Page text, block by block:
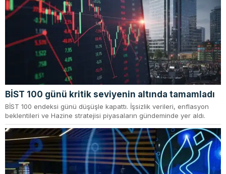
BİST 100 günü kritik seviyenin altında tamamladı
BİST 100 endeksi günü düşüşle kapattı. İşsizlik verileri, enflasyon
beklentileri ve Hazine stratejisi piyasaların gündeminde yer aldı.